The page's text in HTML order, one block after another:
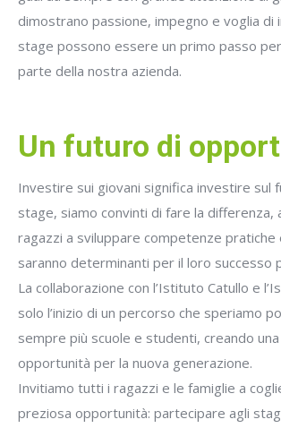
dimostrano passione, impegno e voglia di
stage possono essere un primo passo
parte della nostra azienda.
Un futuro di
Investire sui giovani significa investire sul
stage, siamo convinti di fare la differenza,
ragazzi a sviluppare competenze pratiche
saranno determinanti per il loro successo
La collaborazione con l’Istituto Catullo e
solo l’inizio di un percorso che speriamo
sempre più scuole e studenti, creando
opportunità per la nuova generazione.
Invitiamo tutti i ragazzi e le famiglie a
preziosa opportunità: partecipare agli